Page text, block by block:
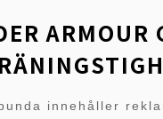
ARMOUR
innehåller